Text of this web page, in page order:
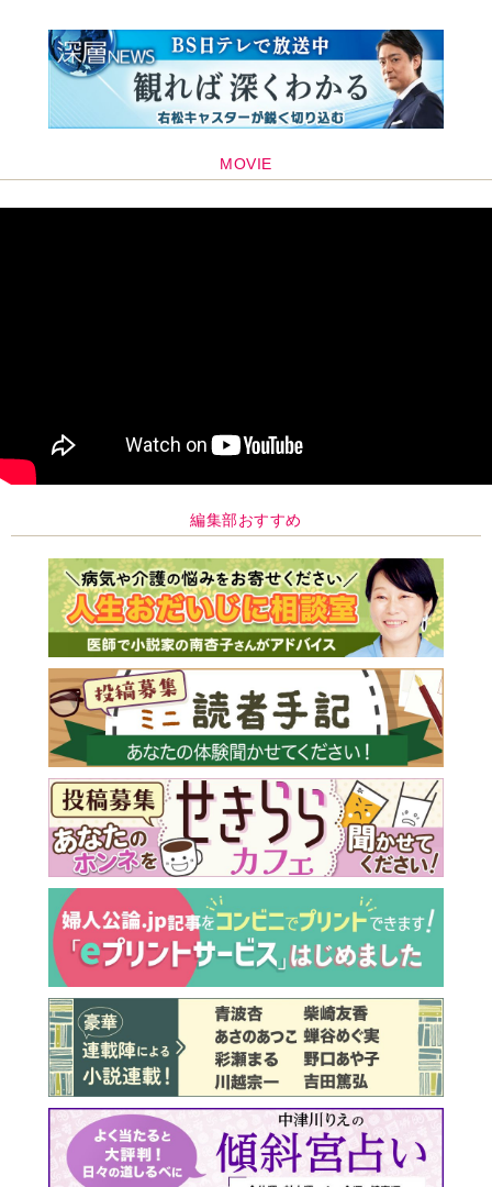
MOVIE
編集部おすすめ